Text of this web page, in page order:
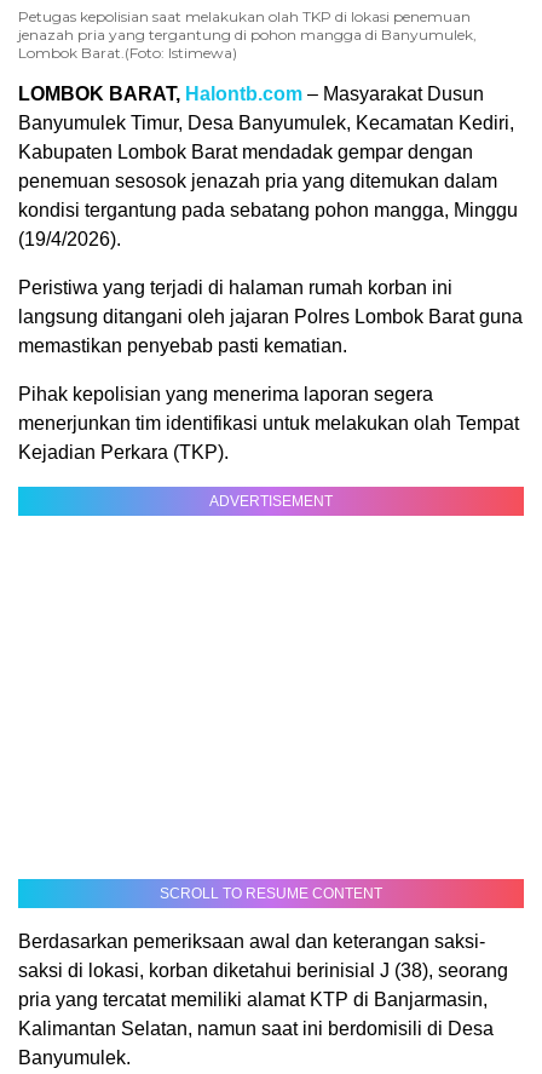
Petugas kepolisian saat melakukan olah TKP di lokasi penemuan
jenazah pria yang tergantung di pohon mangga di Banyumulek,
Lombok Barat.(Foto: Istimewa)
LOMBOK BARAT, Halontb.com – Masyarakat Dusun
Banyumulek Timur, Desa Banyumulek, Kecamatan Kediri,
Kabupaten Lombok Barat mendadak gempar dengan
penemuan sesosok jenazah pria yang ditemukan dalam
kondisi tergantung pada sebatang pohon mangga, Minggu
(19/4/2026).
Peristiwa yang terjadi di halaman rumah korban ini
langsung ditangani oleh jajaran Polres Lombok Barat guna
memastikan penyebab pasti kematian.
Pihak kepolisian yang menerima laporan segera
menerjunkan tim identifikasi untuk melakukan olah Tempat
Kejadian Perkara (TKP).
ADVERTISEMENT
SCROLL TO RESUME CONTENT
Berdasarkan pemeriksaan awal dan keterangan saksi-
saksi di lokasi, korban diketahui berinisial J (38), seorang
pria yang tercatat memiliki alamat KTP di Banjarmasin,
Kalimantan Selatan, namun saat ini berdomisili di Desa
Banyumulek.